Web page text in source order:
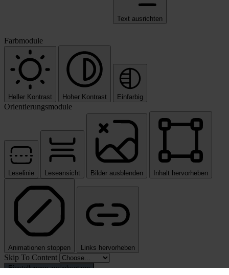
Text ausrichten
Farbmodule
Heller Kontrast Hoher Kontrast Einfarbig
Orientierungsmodule
Leselinie Leseansicht Bilder ausblenden Inhalt hervorheben
Animationen stoppen Links hervorheben
Skip To Content
Einstellungen zurücksetzen